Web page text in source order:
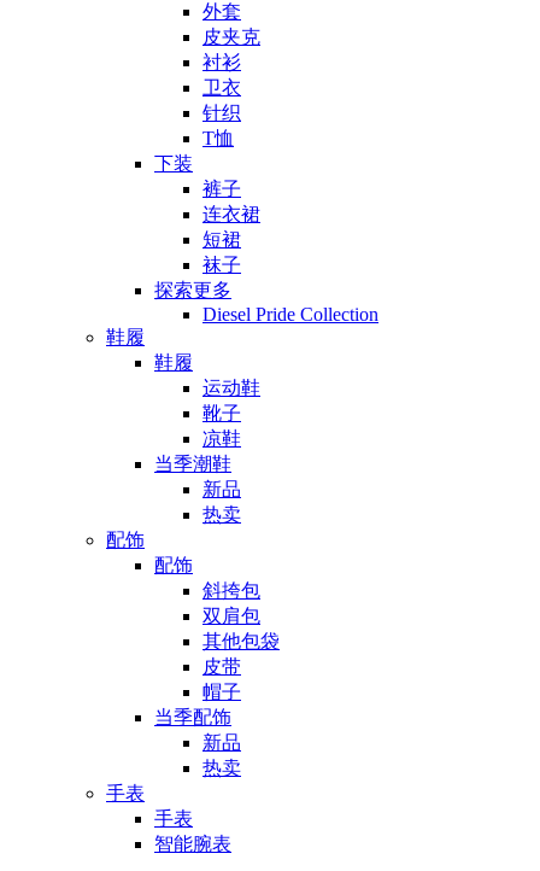
外套
皮夹克
衬衫
卫衣
针织
T恤
下装
裤子
连衣裙
短裙
袜子
探索更多
Diesel Pride Collection
鞋履
鞋履
运动鞋
靴子
凉鞋
当季潮鞋
新品
热卖
配饰
配饰
斜挎包
双肩包
其他包袋
皮带
帽子
当季配饰
新品
热卖
手表
手表
智能腕表